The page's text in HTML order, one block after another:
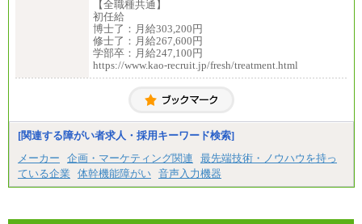
【全職種共通】
初任給
博士了：月給303,200円
修士了：月給267,600円
学部卒：月給247,100円
https://www.kao-recruit.jp/fresh/treatment.html
[関連する障がい者求人・採用キーワード検索]
メーカー
企画・マーケティング関連
最先端技術・ノウハウを持っ
ている企業
体幹機能障がい 音声入力機器